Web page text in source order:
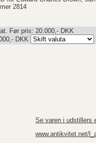
2814
Før pris: 20.000,- DKK
,- DKK
Se varen i udstillers
www.antikvitet.net/